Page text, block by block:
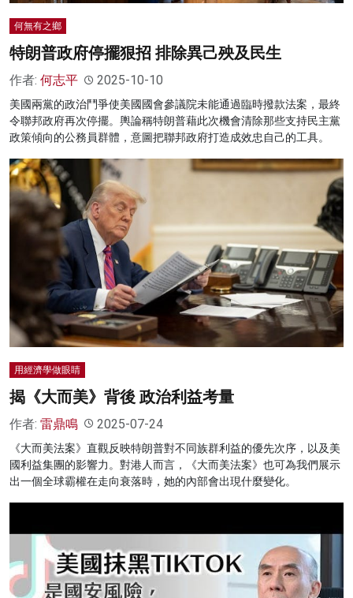
何無有之鄉
特朗普政府停擺狠招 排除異己殃及民生
作者: 何志平 2025-10-10
美國兩黨的政治鬥爭使美國國會參議院未能通過臨時撥款法案，最終
令聯邦政府再次停擺。輿論稱特朗普藉此次機會清除那些支持民主黨
政策傾向的公務員群體，意圖把聯邦政府打造成效忠自己的工具。
用經濟學做眼睛
揭《大而美》背後 政治利益考量
作者: 雷鼎鳴 2025-07-24
《大而美法案》直觀反映特朗普對不同族群利益的優先次序，以及美
國利益集團的影響力。對港人而言，《大而美法案》也可為我們展示
出一個全球霸權在走向衰落時，她的內部會出現什麼變化。